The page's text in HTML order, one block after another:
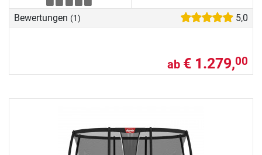
Bewertungen (1) 5,0
ab € 1.279,00